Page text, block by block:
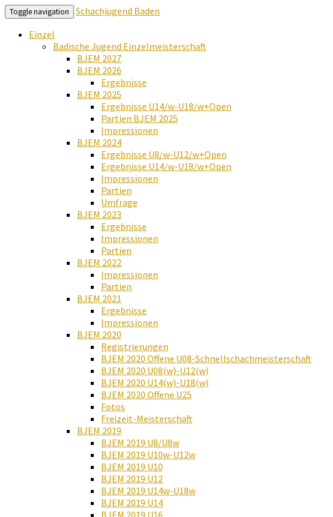
Toggle navigation
Schachjugend Baden
Einzel
Badische Jugend Einzelmeisterschaft
BJEM 2027
BJEM 2026
Ergebnisse
BJEM 2025
Ergebnisse U14/w-U18/w+Open
Partien BJEM 2025
Impressionen
BJEM 2024
Ergebnisse U8/w-U12/w+Open
Ergebnisse U14/w-U18/w+Open
Impressionen
Partien
Umfrage
BJEM 2023
Ergebnisse
Impressionen
Partien
BJEM 2022
Impressionen
Partien
BJEM 2021
Ergebnisse
Impressionen
BJEM 2020
Registrierungen
BJEM 2020 Offene U08-Schnellschachmeisterschaft
BJEM 2020 U08(w)-U12(w)
BJEM 2020 U14(w)-U18(w)
BJEM 2020 Offene U25
Fotos
Freizeit-Meisterschaft
BJEM 2019
BJEM 2019 U8/U8w
BJEM 2019 U10w-U12w
BJEM 2019 U10
BJEM 2019 U12
BJEM 2019 U14w-U18w
BJEM 2019 U14
BJEM 2019 U16